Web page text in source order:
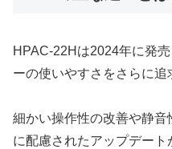
HPAC-22Hは2024年に発
ーの使いやすさをさらに追
細かい操作性の改善や静
に配慮されたアップデート